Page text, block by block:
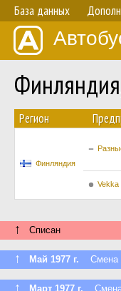
База данных
Регион
Финляндия
Vekka
↑ Списан
↑ Май 1977 г. Смена
↑ Март 1977 г. Смена